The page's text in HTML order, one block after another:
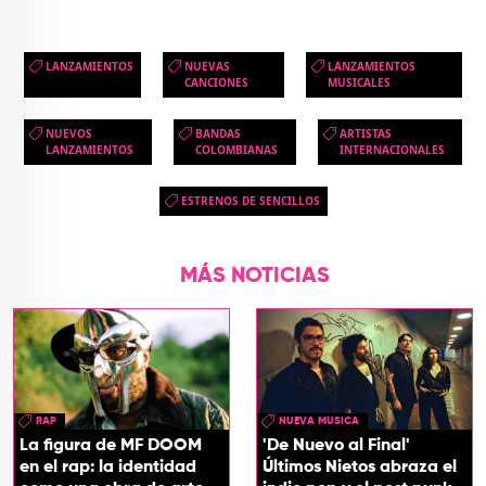
LANZAMIENTOS
NUEVAS
CANCIONES
LANZAMIENTOS
MUSICALES
NUEVOS
LANZAMIENTOS
BANDAS
COLOMBIANAS
ARTISTAS
INTERNACIONALES
ESTRENOS DE SENCILLOS
MÁS NOTICIAS
RAP
La figura de MF DOOM
en el rap: la identidad
NUEVA MUSICA
'De Nuevo al Final'
Últimos Nietos abraza el